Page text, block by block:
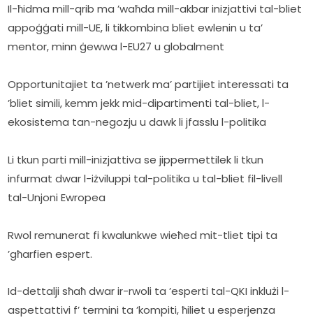
Il-ħidma mill-qrib ma ’waħda mill-akbar inizjattivi tal-bliet
appoġġati mill-UE, li tikkombina bliet ewlenin u ta’
mentor, minn ġewwa l-EU27 u globalment
Opportunitajiet ta ’netwerk ma’ partijiet interessati ta
’bliet simili, kemm jekk mid-dipartimenti tal-bliet, l-
ekosistema tan-negozju u dawk li jfasslu l-politika
Li tkun parti mill-inizjattiva se jippermettilek li tkun
infurmat dwar l-iżviluppi tal-politika u tal-bliet fil-livell
tal-Unjoni Ewropea
Rwol remunerat fi kwalunkwe wieħed mit-tliet tipi ta
’għarfien espert.
Id-dettalji sħaħ dwar ir-rwoli ta ’esperti tal-QKI inklużi l-
aspettattivi f’ termini ta ’kompiti, ħiliet u esperjenza